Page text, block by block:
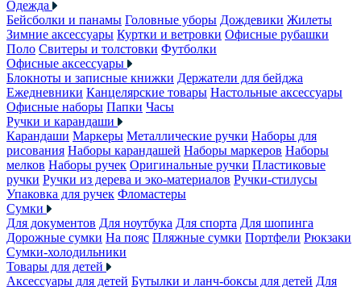
Одежда
Бейсболки и панамы Головные уборы Дождевики Жилеты
Зимние аксессуары Куртки и ветровки Офисные рубашки
Поло Свитеры и толстовки Футболки
Офисные аксессуары
Блокноты и записные книжки Держатели для бейджа
Ежедневники Канцелярские товары Настольные аксессуары
Офисные наборы Папки Часы
Ручки и карандаши
Карандаши Маркеры Металлические ручки Наборы для
рисования Наборы карандашей Наборы маркеров Наборы
мелков Наборы ручек Оригинальные ручки Пластиковые
ручки Ручки из дерева и эко-материалов Ручки-стилусы
Упаковка для ручек Фломастеры
Сумки
Для документов Для ноутбука Для спорта Для шопинга
Дорожные сумки На пояс Пляжные сумки Портфели Рюкзаки
Сумки-холодильники
Товары для детей
Аксессуары для детей Бутылки и ланч-боксы для детей Для